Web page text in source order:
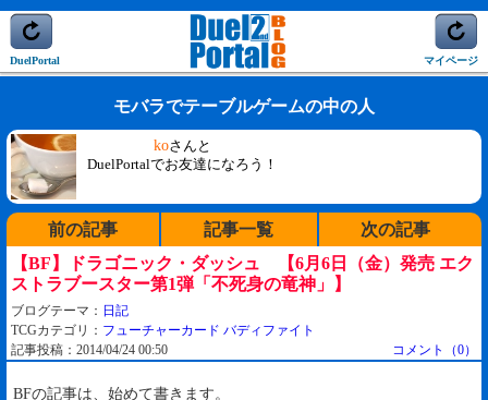
DuelPortal マイページ
モバラでテーブルゲームの中の人
koさんと
DuelPortalでお友達になろう！
前の記事 記事一覧
次の記事
【BF】ドラゴニック・ダッシュ 【6月6日（金）発売 エク
ストラブースター第1弾「不死身の竜神」】
ブログテーマ： 日記
TCGカテゴリ： フューチャーカード バディファイト
記事投稿：2014/04/24 00:50
コメント（0）
BFの記事は、始めて書きます。